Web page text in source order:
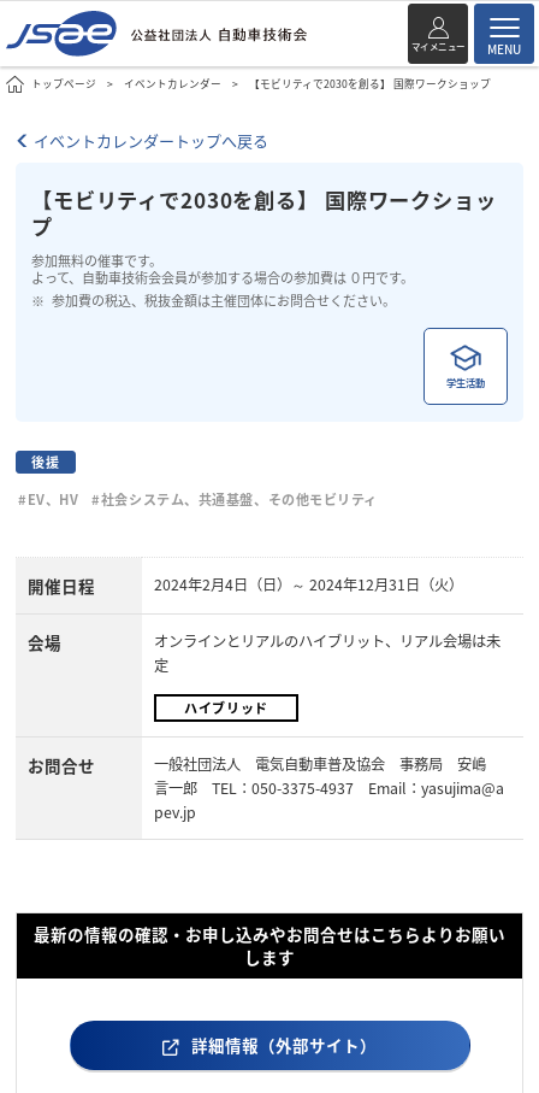
マイメニュー MENU
トップページ イベントカレンダー 【モビリティで2030を創る】 国際ワークショップ
イベントカレンダートップへ戻る
【モビリティで2030を創る】 国際ワークショッ
プ
参加無料の催事です。
よって、自動車技術会会員が参加する場合の参加費は ０円です。
参加費の税込、税抜金額は主催団体にお問合せください。
学生活動
後援
#EV、HV
#社会システム、共通基盤、その他モビリティ
開催日程 2024年2月4日（日）～ 2024年12月31日（火）
会場
オンラインとリアルのハイブリット、リアル会場は未
定
ハイブリッド
お問合せ
一般社団法人 電気自動車普及協会 事務局 安嶋
言一郎 TEL：050-3375-4937 Email：yasujima@a
pev.jp
最新の情報の確認・お申し込みやお問合せはこちらよりお願い
します
詳細情報（外部サイト）